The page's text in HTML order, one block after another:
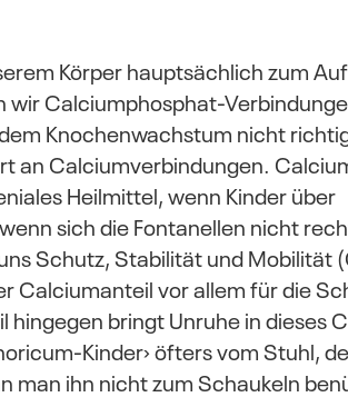
Körper hauptsächlich zum
wir Calciumphosphat-
Knochenwachstum nicht
an Calciumverbindungen.
Heilmittel, wenn Kinder über
sich die Fontanellen nicht
Schutz, Stabilität und Mobilität
Calciumanteil vor allem für die
bringt Unruhe in dieses
Kinder› öfters vom Stuhl,
man ihn nicht zum Schaukeln